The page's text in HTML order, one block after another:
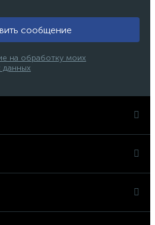
сообщение
на обработку моих
данных